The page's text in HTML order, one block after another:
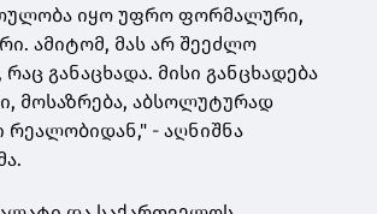
იყო უფრო ფორმალური,
ამიტომ, მას არ შეეძლო
განაცხადა. მისი განცხადება
მოსაზრება, აბსოლუტურად
- აღნიშნა